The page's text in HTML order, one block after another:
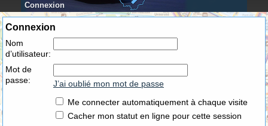
Connexion
Connexion
Nom
d’utilisateur:
Mot de
passe:
J’ai oublié mon mot de passe
Me connecter automatiquement à chaque visite
Cacher mon statut en ligne pour cette session